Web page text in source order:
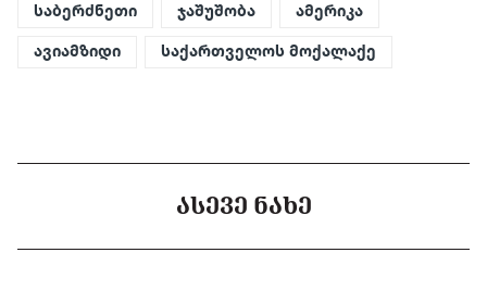
საბერძნეთი ჯაშუშობა ამერიკა
ავიამზიდი საქართველოს მოქალაქე
ᲐᲡᲔᲕᲔ ᲜᲐᲮᲔ